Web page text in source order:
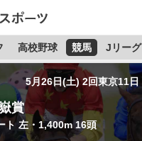
高校野球 競馬 Jリーグ
5月26日(土) 2回東京11日
賞
ト 左・1,400m 16頭